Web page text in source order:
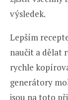
výsledek.
Lepším
naučit a dělat
rychle
generátory
jsou na toto